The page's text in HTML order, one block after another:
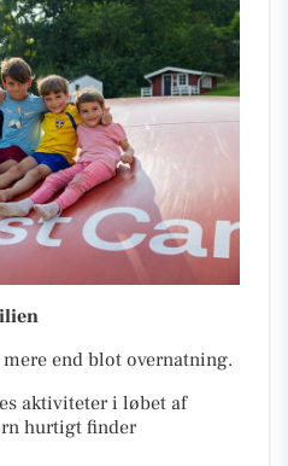
end blot overnatning.
aktiviteter i løbet af
hurtigt finder